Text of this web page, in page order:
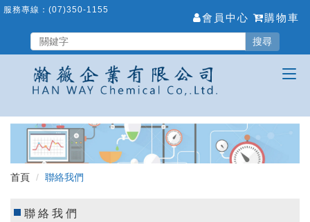
跳
要
服務專線： (07)350-1155
會員中心 購物車
搜尋
首頁 聯絡我們
聯絡我們